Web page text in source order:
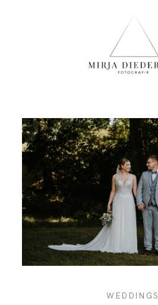
HOME
STORIES
INFOS
MIRJA
WEDDINGS